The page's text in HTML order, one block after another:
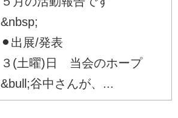
&nbsp;
⚫︎出展/発表
３(土曜)日 当会のホープ
&bull;谷中さんが、...